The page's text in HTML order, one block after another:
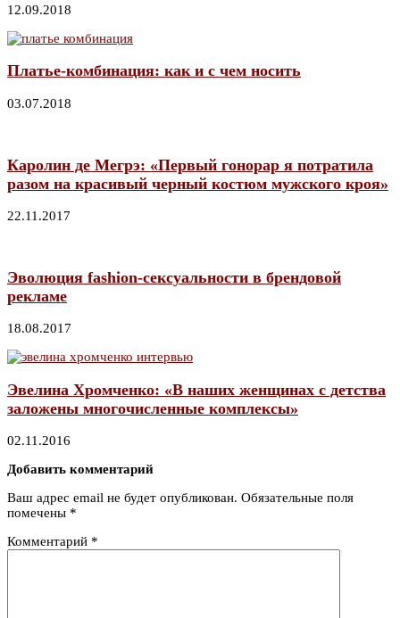
12.09.2018
Платье-комбинация: как и с чем носить
03.07.2018
Каролин де Мегрэ: «Первый гонорар я потратила
разом на красивый черный костюм мужского кроя»
22.11.2017
Эволюция fashion-сексуальности в брендовой
рекламе
18.08.2017
Эвелина Хромченко: «В наших женщинах с детства
заложены многочисленные комплексы»
02.11.2016
Добавить комментарий
Ваш адрес email не будет опубликован. Обязательные поля
помечены *
Комментарий *